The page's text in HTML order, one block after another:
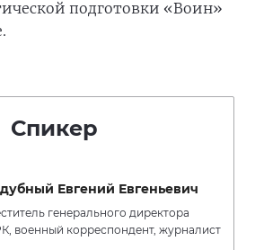
подготовки «Воин»
Спикер
Евгений Евгеньевич
генерального директора
военный корреспондент, журналист